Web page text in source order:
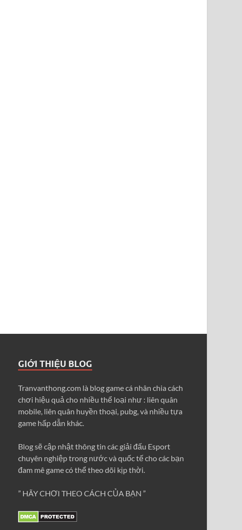
GIỚI THIỆU BLOG
Tranvanthong.com là blog game cá nhân chia cách
chơi hiệu quả cho nhiều thể loại như : liên quân
mobile, liên quân huyền thoại, pubg, và nhiều tựa
game hấp dẫn khác.
Blog sẽ cập nhật thông tin các giải đấu Esport
chuyên nghiệp trong nước và quốc tế cho các bạn
đam mê game có thể theo dõi kịp thời.
” HÃY CHƠI THEO CÁCH CỦA BẠN ”